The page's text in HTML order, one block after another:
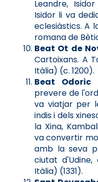
Leandre,
Isidor li va
eclesiàstics. A
romana de
Beat Ot de
Cartoixans. A
Itàlia) (c. 1200).
Beat Odoric
prevere de
va viatjar per
indis i dels
la Xina,
va convertir
amb la seva
ciutat
Itàlia) (1331).